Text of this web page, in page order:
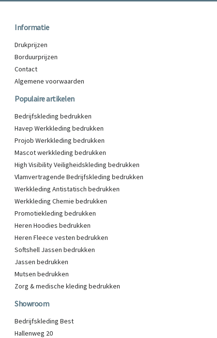
Informatie
Drukprijzen
Borduurprijzen
Contact
Algemene voorwaarden
Populaire artikelen
Bedrijfskleding bedrukken
Havep Werkkleding bedrukken
Projob Werkkleding bedrukken
Mascot werkkleding bedrukken
High Visibility Veiligheidskleding bedrukken
Vlamvertragende Bedrijfskleding bedrukken
Werkkleding Antistatisch bedrukken
Werkkleding Chemie bedrukken
Promotiekleding bedrukken
Heren Hoodies bedrukken
Heren Fleece vesten bedrukken
Softshell Jassen bedrukken
Jassen bedrukken
Mutsen bedrukken
Zorg & medische kleding bedrukken
Showroom
Bedrijfskleding Best
Hallenweg 20